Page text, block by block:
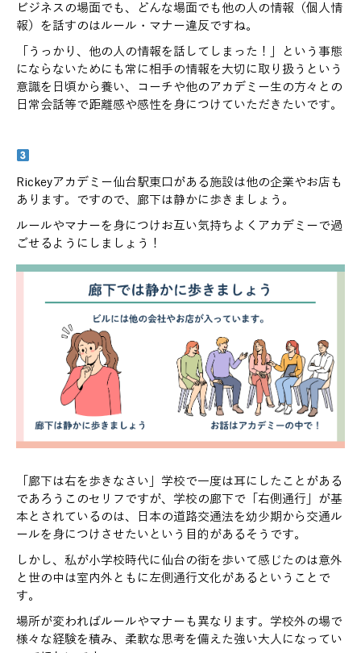
ビジネスの場面でも、どんな場面でも他の人の情報（個人情
報）を話すのはルール・マナー違反ですね。
「うっかり、他の人の情報を話してしまった！」という事態
にならないためにも常に相手の情報を大切に取り扱うという
意識を日頃から養い、コーチや他のアカデミー生の方々との
日常会話等で距離感や感性を身につけていただきたいです。
Rickeyアカデミー仙台駅東口がある施設は他の企業やお店も
あります。ですので、廊下は静かに歩きましょう。
ルールやマナーを身につけお互い気持ちよくアカデミーで過
ごせるようにしましょう！
「廊下は右を歩きなさい」学校で一度は耳にしたことがある
であろうこのセリフですが、学校の廊下で「右側通行」が基
本とされているのは、日本の道路交通法を幼少期から交通ル
ールを身につけさせたいという目的があるそうです。
しかし、私が小学校時代に仙台の街を歩いて感じたのは意外
と世の中は室内外ともに左側通行文化があるということで
す。
場所が変わればルールやマナーも異なります。学校外の場で
様々な経験を積み、柔軟な思考を備えた強い大人になってい